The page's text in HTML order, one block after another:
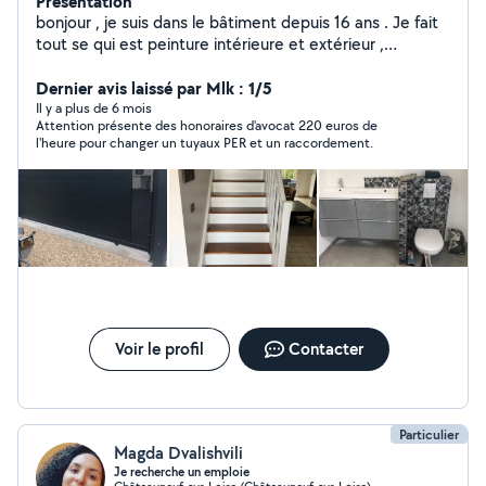
bonjour , je suis dans le bâtiment depuis 16 ans . Je fait
tout se qui est peinture intérieure et extérieur ,
sol souple, Electricité, plomberie ,ainsi que travaux de
maçonnerie et terrassement Diplôme à l appuis .
Dernier avis laissé par Mlk : 1/5
Il y a plus de 6 mois
Attention présente des honoraires d'avocat 220 euros de
l'heure pour changer un tuyaux PER et un raccordement.
Voir le profil Contacter
Particulier
Magda Dvalishvili
Je recherche un emploie